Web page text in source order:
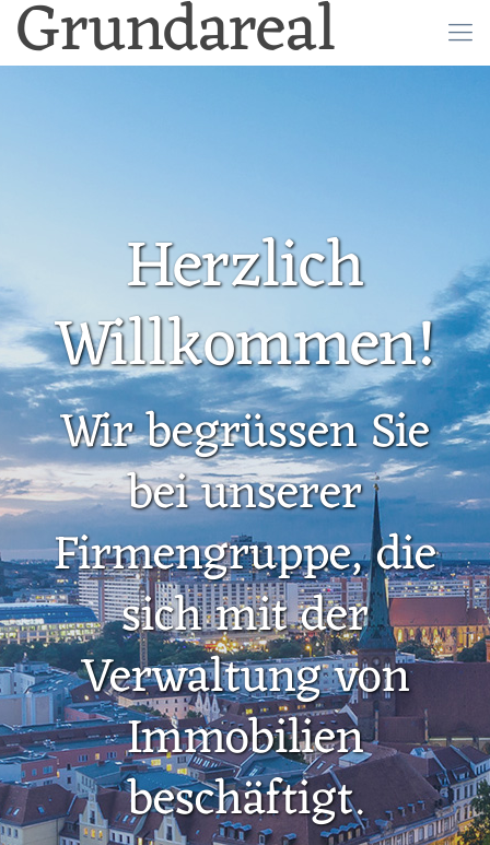
Grundareal
Herzlich
Willkommen!
Wir begrüssen Sie
bei unserer
Firmengruppe, die
sich mit der
Verwaltung von
Immobilien
beschäftigt.